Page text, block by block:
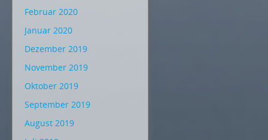
Februar 2020
Januar 2020
Dezember 2019
November 2019
Oktober 2019
September 2019
August 2019